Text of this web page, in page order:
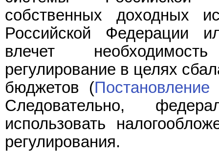
собственных доходных
Российской Федерации
влечет
регулирование в целях
бюджетов (Постановление
Следовательно,
использовать
регулирования.